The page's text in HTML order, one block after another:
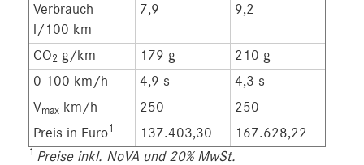
Verbrauch
l/100 km
7,9 9,2
CO2 g/km 179 g
210 g
0-100 km/h
4,9 s
4,3 s
Vmax km/h 250
250
Preis in Euro1 137.403,30 167.628,22
1 Preise inkl. NoVA und 20% MwSt.